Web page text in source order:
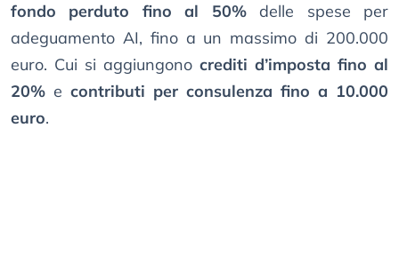
fondo perduto fino al 50%delle spese per
adeguamento AI, fino a un massimo di 200.000
euro. Cui si aggiungono crediti d’imposta fino al
20% e contributi per consulenza fino a 10.000
euro.